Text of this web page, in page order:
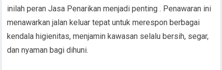
inilah peran Jasa Penarikan menjadi penting . Penawaran ini
menawarkan jalan keluar tepat untuk merespon berbagai
kendala higienitas, menjamin kawasan selalu bersih, segar,
dan nyaman bagi dihuni.